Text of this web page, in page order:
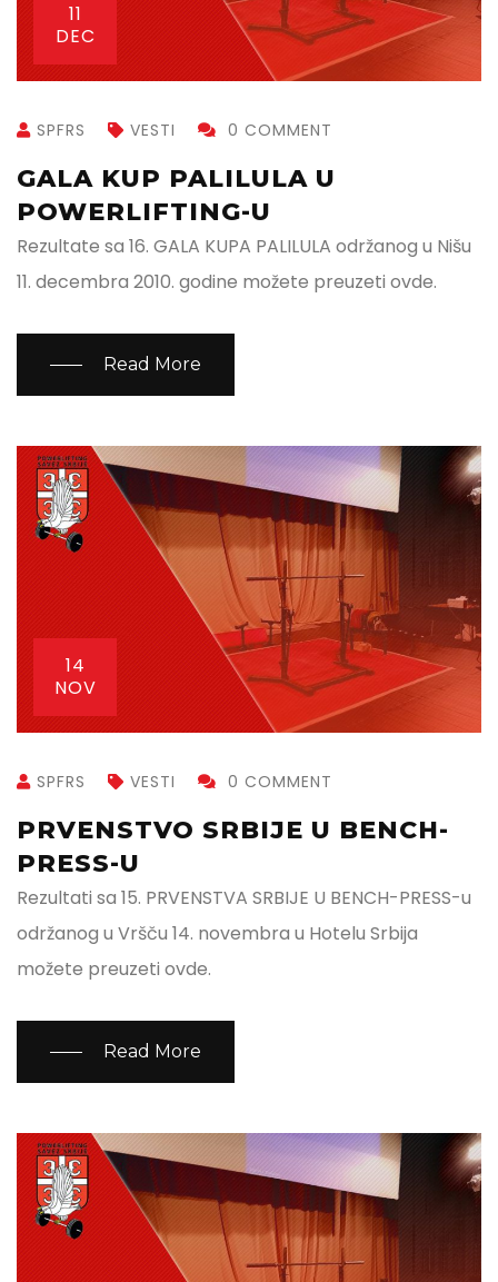
11
DEC
SPFRS VESTI 0 COMMENT
GALA KUP PALILULA U
POWERLIFTING-U
Rezultate sa 16. GALA KUPA PALILULA održanog u Nišu
11. decembra 2010. godine možete preuzeti ovde.
Read More
14
NOV
SPFRS VESTI 0 COMMENT
PRVENSTVO SRBIJE U BENCH-
PRESS-U
Rezultati sa 15. PRVENSTVA SRBIJE U BENCH-PRESS-u
održanog u Vršču 14. novembra u Hotelu Srbija
možete preuzeti ovde.
Read More